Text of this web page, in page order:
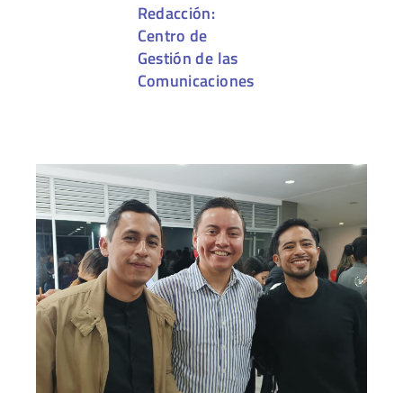
Redacción:
Centro de
Gestión de las
Comunicaciones